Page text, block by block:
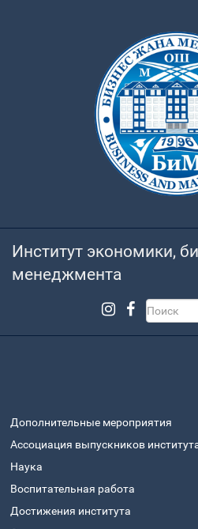
Институт экономики,
менеджмента
Дополнительные мероприятия
Ассоциация выпускников
Наука
Воспитательная работа
Достижения института